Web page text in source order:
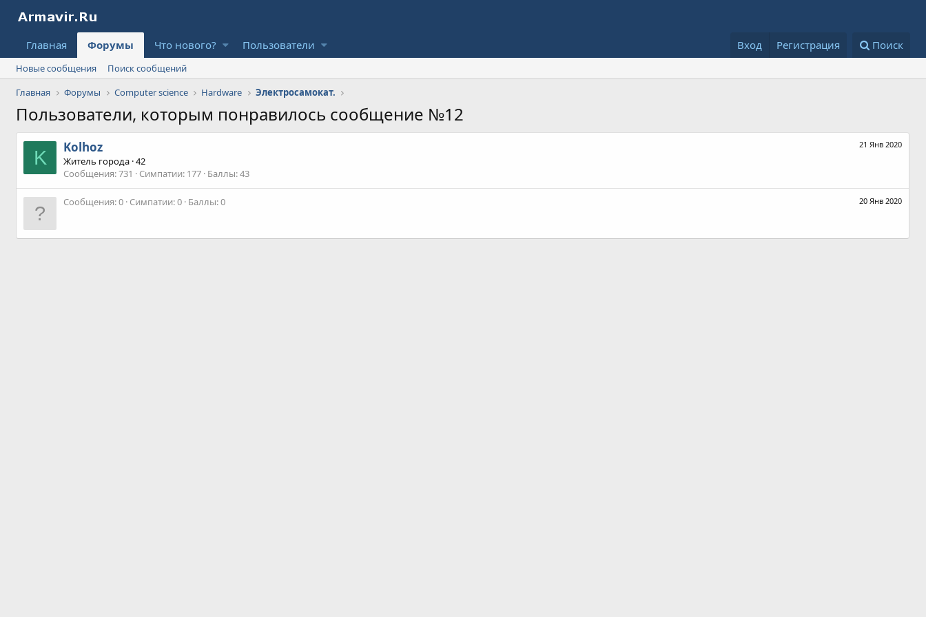
Главная Форумы Что нового? Пользователи Вход Регистрация Поиск
Новые сообщения
Поиск сообщений
Главная
Форумы Computer science Hardware Электросамокат.
Пользователи, которым понравилось сообщение №12
K
21 Янв 2020
Kolhoz
Житель города ·42
Сообщения 731 Симпатии 177 Баллы 43
20 Янв 2020
Сообщения 0 Симпатии 0 Баллы 0